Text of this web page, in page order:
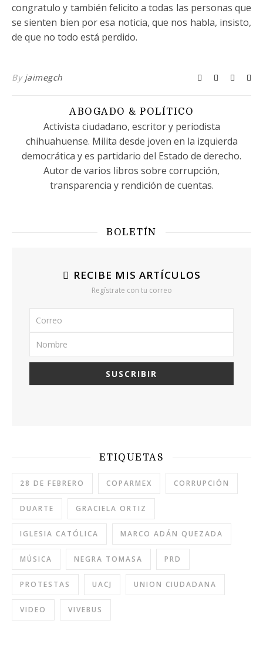
congratulo y también felicito a todas las personas que
se sienten bien por esa noticia, que nos habla, insisto,
de que no todo está perdido.
By jaimegch
ABOGADO & POLÍTICO
Activista ciudadano, escritor y periodista
chihuahuense. Milita desde joven en la izquierda
democrática y es partidario del Estado de derecho.
Autor de varios libros sobre corrupción,
transparencia y rendición de cuentas.
BOLETÍN
RECIBE MIS ARTÍCULOS
Regístrate con tu correo
ETIQUETAS
28 DE FEBRERO COPARMEX CORRUPCIÓN
DUARTE GRACIELA ORTIZ
IGLESIA CATÓLICA MARCO ADÁN QUEZADA
MÚSICA NEGRA TOMASA PRD
PROTESTAS UACJ UNION CIUDADANA
VIDEO VIVEBUS